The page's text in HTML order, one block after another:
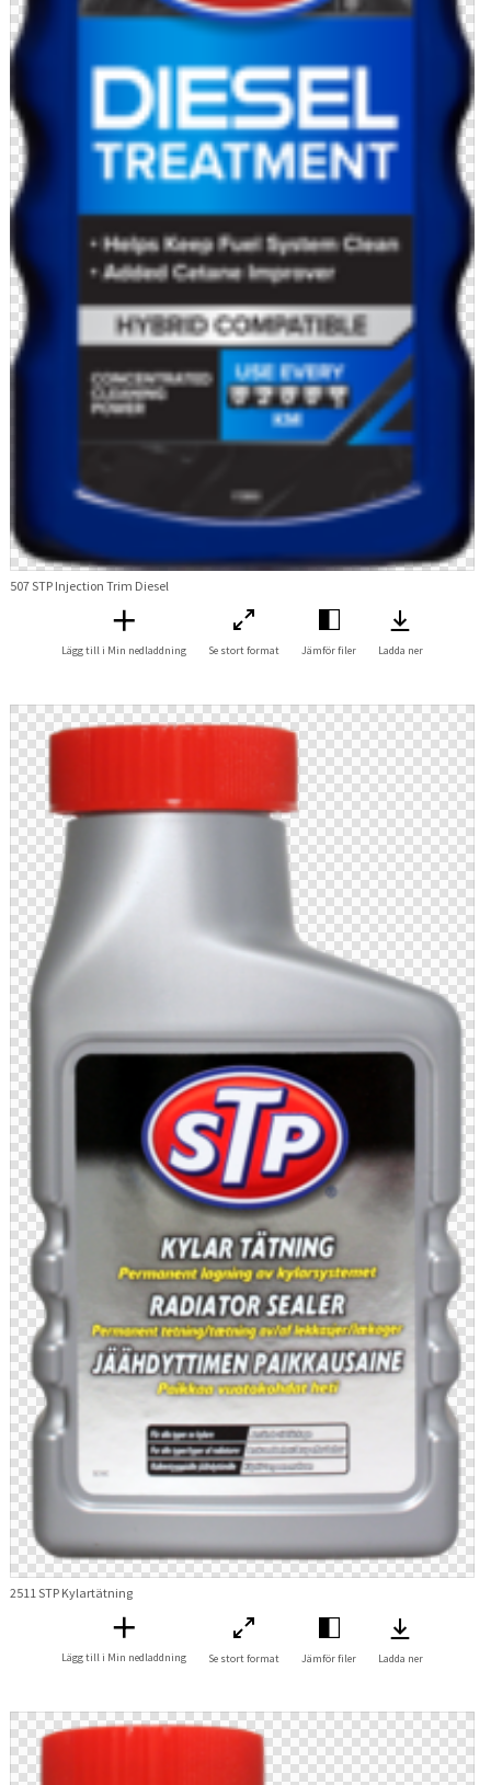
507 STP Injection Trim Diesel
Lägg till i Min nedladdning Se stort format Jämför filer Ladda ner
2511 STP Kylartätning
Lägg till i Min nedladdning Se stort format Jämför filer Ladda ner